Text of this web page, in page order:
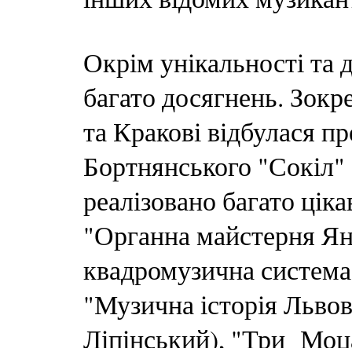
Окрім унікальності та
багато досягнень.
та Кракові відбулася
Бортнянського
реалізовано багато
"Органна майстерня
квадромузична
"Музична історія
Ліпінський), "Три